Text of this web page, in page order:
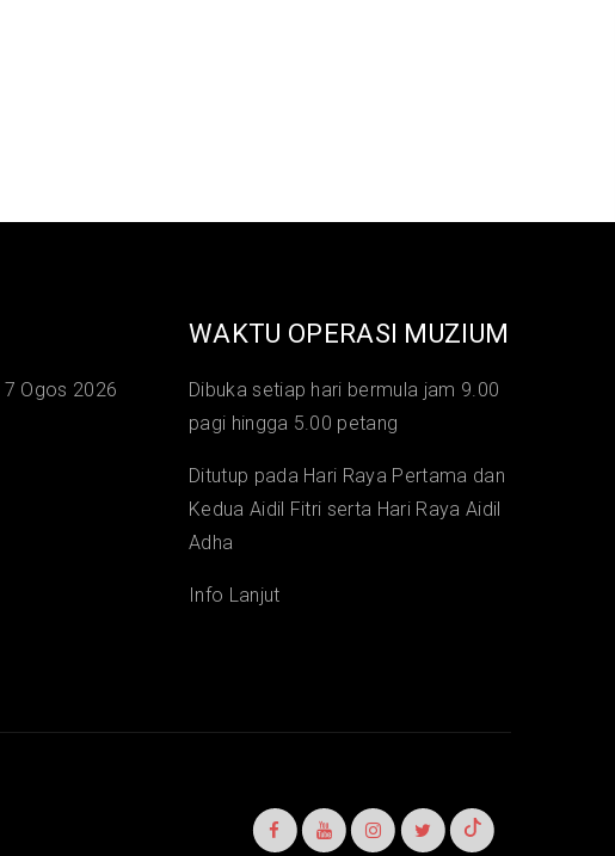
7 Ogos 2026
WAKTU OPERASI MUZIUM
Dibuka setiap hari bermula jam 9.00
pagi hingga 5.00 petang
Ditutup pada Hari Raya Pertama dan
Kedua Aidil Fitri serta Hari Raya Aidil
Adha
Info Lanjut